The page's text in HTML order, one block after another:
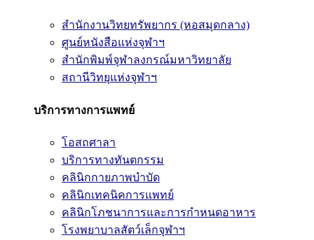
สำนักงานวิทยทรัพยากร (หอสมุดกลาง)
ศูนย์หนังสือแห่งจุฬาฯ
สำนักพิมพ์จุฬาลงกรณ์มหาวิทยาลัย
สถานีวิทยุแห่งจุฬาฯ
บริการทางการแพทย์
โอสถศาลา
บริการทางทันตกรรม
คลินิกกายภาพบำบัด
คลินิกเทคนิคการแพทย์
คลินิกโภชนาการและการกำหนดอาหาร
โรงพยาบาลสัตว์เล็กจุฬาฯ